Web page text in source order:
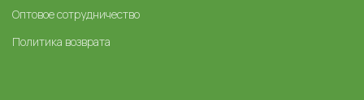
Оптовое сотрудничество
Политика возврата